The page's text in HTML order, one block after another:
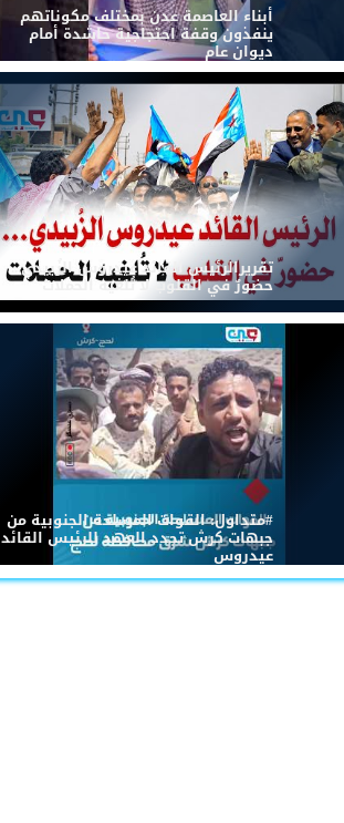
أبناء العاصمة عدن بمختلف مكوناتهم
ينفذون وقفة احتجاجية حاشدة أمام
ديوان عام
تقريرالرئيس القائد عيدروس الزُبيدي...
حضورٌ في القلوب لا تُلغيه الحملات
#متداول: القوات المسلحة الجنوبية من
جبهات كرش تجدد العهد للرئيس القائد
عيدروس